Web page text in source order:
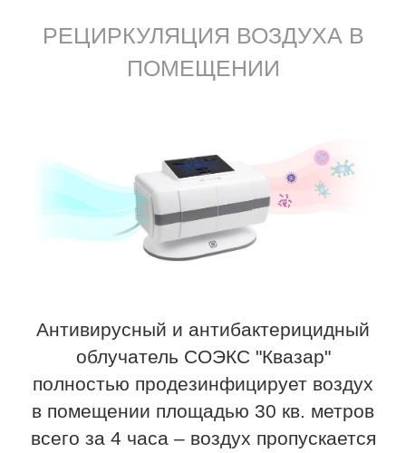
РЕЦИРКУЛЯЦИЯ ВОЗДУХА В
ПОМЕЩЕНИИ
Антивирусный и антибактерицидный
облучатель СОЭКС "Квазар"
полностью продезинфицирует воздух
в помещении площадью 30 кв. метров
всего за 4 часа – воздух пропускается